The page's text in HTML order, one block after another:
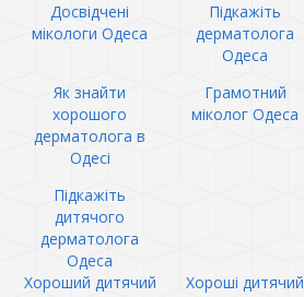
Досвідчені
мікологи Одеса
Підкажіть
дерматолога
Одеса
Як знайти
хорошого
дерматолога в
Одесі
Грамотний
міколог Одеса
Підкажіть
дитячого
дерматолога
Одеса
Хороший дитячий
Хороші дитячий